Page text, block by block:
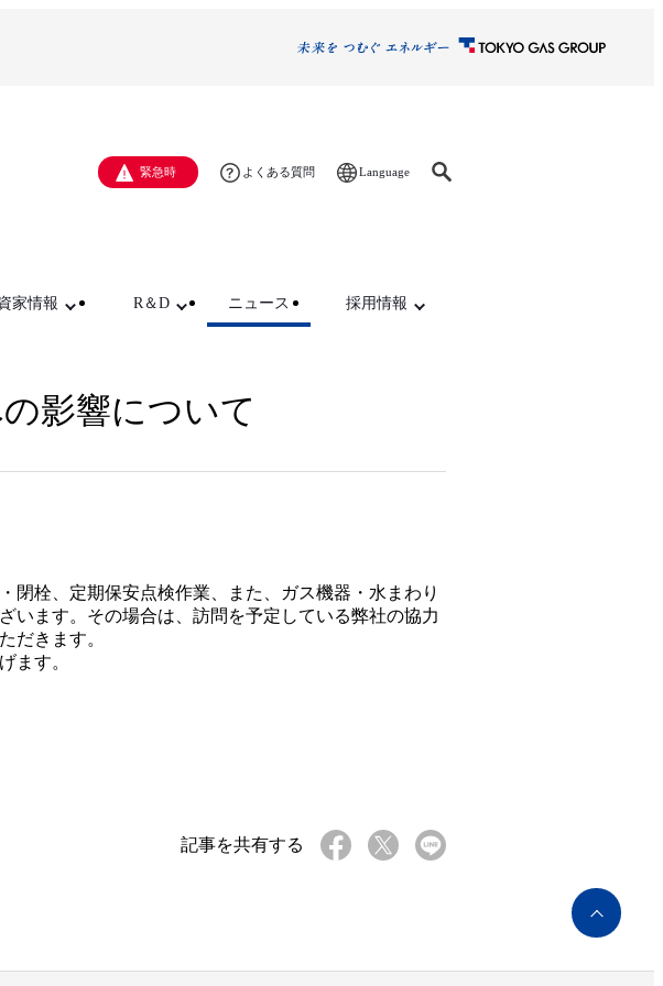
緊急時 よくある質問 Language
家情報 R＆D ニュース 採用情報
影響について
閉栓、定期保安点検作業、また、ガス機器・水まわり
います。その場合は、訪問を予定している弊社の協力
だきます。
ます。
記事を共有する
ペ
ー
ト